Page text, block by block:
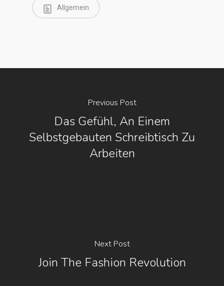
Allgemein
Previous Post
Das Gefühl, An Einem
Selbstgebauten Schreibtisch Zu
Arbeiten
Next Post
Join The Fashion Revolution